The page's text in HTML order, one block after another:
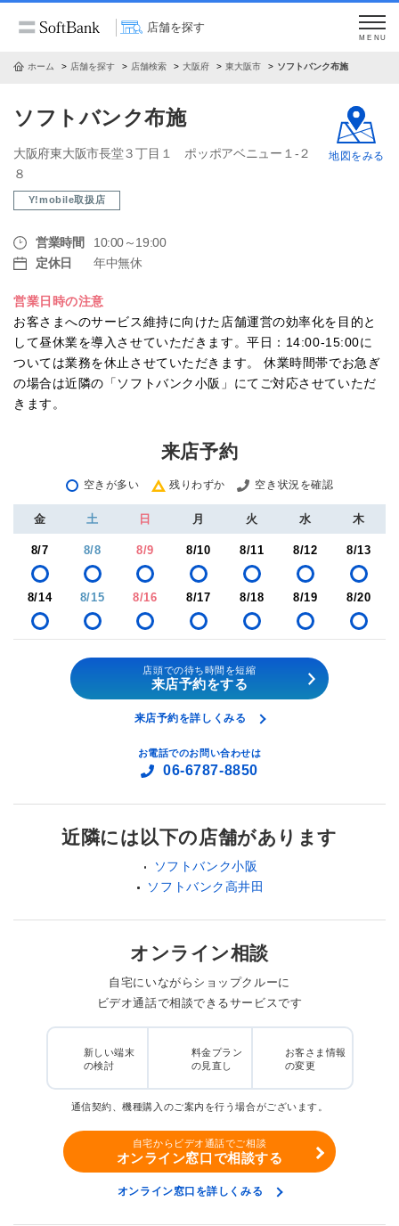
店舗を探す
MENU
ホーム 店舗を探す 店舗検索 大阪府 東大阪市 ソフトバンク布施
ソフトバンク布施
大阪府東大阪市長堂３丁目１ ポッポアベニュー１‐２
８
Y!mobile取扱店
営業時間
10:00～19:00
定休日
年中無休
営業日時の注意
お客さまへのサービス維持に向けた店舗運営の効率化を目的と
して昼休業を導入させていただきます。平日：14:00-15:00に
ついては業務を休止させていただきます。 休業時間帯でお急ぎ
の場合は近隣の「ソフトバンク小阪」にてご対応させていただ
きます。
地図をみる
来店予約
空きが多い 残りわずか 空き状況を確認
金 土 日 月 火 水 木
8/7 8/8 8/9 8/10 8/11 8/12 8/13
8/14 8/15 8/16 8/17 8/18 8/19 8/20
店頭での待ち時間を短縮
来店予約をする
来店予約を詳しくみる
お電話でのお問い合わせは
06-6787-8850
近隣には以下の店舗があります
ソフトバンク小阪
ソフトバンク高井田
オンライン相談
自宅にいながらショップクルーに
ビデオ通話で相談できるサービスです
新しい端末
の検討
料金プラン
の見直し
お客さま情報
の変更
通信契約、機種購入のご案内を行う場合がございます。
自宅からビデオ通話でご相談
オンライン窓口で相談する
オンライン窓口を詳しくみる